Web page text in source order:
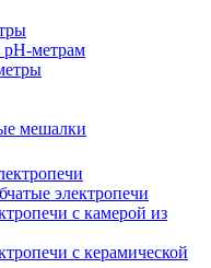
метрам
мешалки
электропечи
с камерой из
с керамической